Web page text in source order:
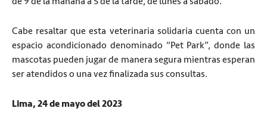
Cabe resaltar que esta veterinaria solidaria cuenta con un
espacio acondicionado denominado “Pet Park”, donde las
mascotas pueden jugar de manera segura mientras esperan
ser atendidos o una vez finalizada sus consultas.
Lima, 24 de mayo del 2023